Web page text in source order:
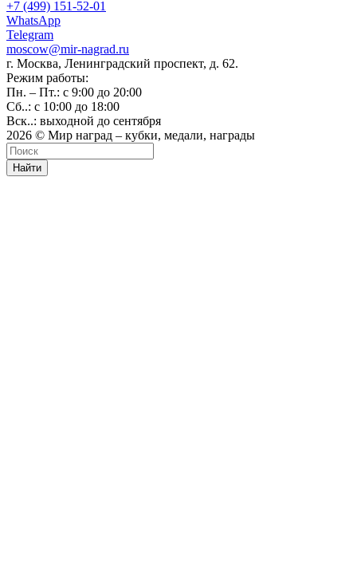
+7 (499) 151-52-01
WhatsApp
Telegram
moscow@mir-nagrad.ru
г. Москва, Ленинградский проспект, д. 62.
Режим работы:
Пн. – Пт.: с 9:00 до 20:00
Сб..: с 10:00 до 18:00
Вск..: выходной до сентября
2026 © Мир наград – кубки, медали, награды
Найти